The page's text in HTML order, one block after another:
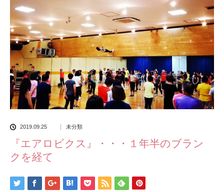
2019.09.25 未分類
『エアロビクス』・・・１年半のブラン
クを経て